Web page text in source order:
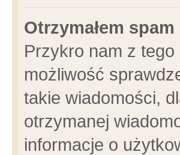
Otrzymałem
Przykro nam z tego
możliwość
takie wiadomości,
otrzymanej
informacje o